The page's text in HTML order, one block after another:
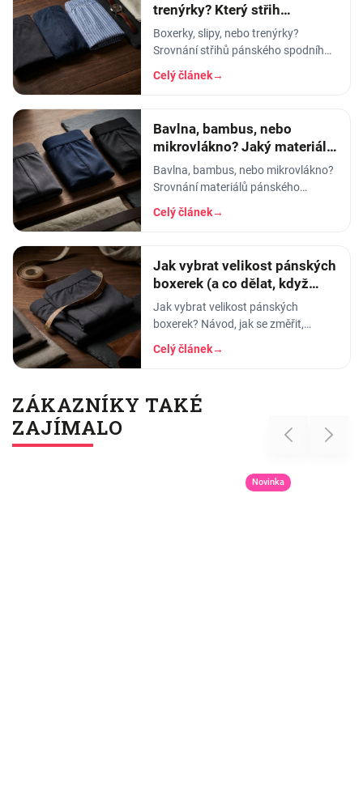
trenýrky? Který střih
pánského prádla vybrat
Boxerky, slipy, nebo trenýrky?
Srovnání střihů pánského spodního
prádla - pohodlí, opora, pod jaké
kalhoty a na jakou příležitost se
Celý článek→
Bavlna, bambus, nebo
mikrovlákno? Jaký materiál
pánského prádla vybrat
Bavlna, bambus, nebo mikrovlákno?
Srovnání materiálů pánského
spodního prádla - prodyšnost,
savost, trvanlivost a pro koho se
Celý článek→
Jak vybrat velikost pánských
boxerek (a co dělat, když
tlačí)
Jak vybrat velikost pánských
boxerek? Návod, jak se změřit,
orientační tabulka velikostí a tipy, co
dělat, když boxerky tlačí nebo se
Celý článek→
ZÁKAZNÍKY TAKÉ
ZAJÍMALO
Previous
Novinka
Next